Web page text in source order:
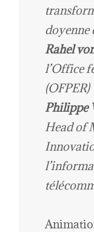
doyenne
Rahel
l’Office
(OFPER)
Philippe
Head of